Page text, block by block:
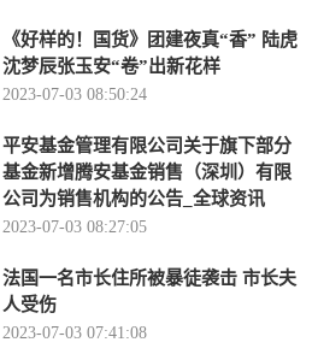
《好样的！国货》团建夜真“香” 陆虎
沈梦辰张玉安“卷”出新花样
2023-07-03 08:50:24
平安基金管理有限公司关于旗下部分
基金新增腾安基金销售（深圳）有限
公司为销售机构的公告_全球资讯
2023-07-03 08:27:05
法国一名市长住所被暴徒袭击 市长夫
人受伤
2023-07-03 07:41:08